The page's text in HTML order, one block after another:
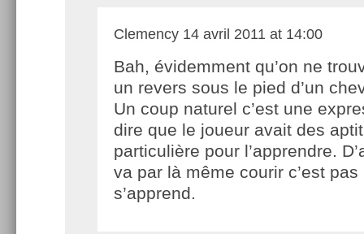
Clemency 14 avril 2011 at 14:00
Bah, évidemment qu’on ne
un revers sous le pied d’un
Un coup naturel c’est une
dire que le joueur avait des
particulière pour l’apprendre.
va par là même courir c’est
s’apprend.